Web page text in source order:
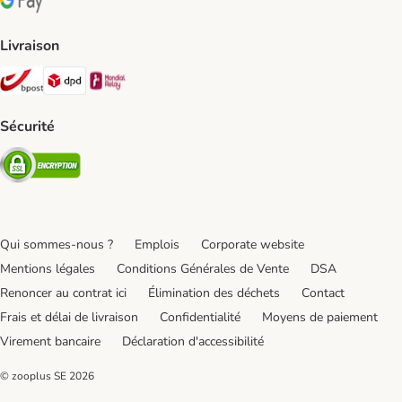
Google Pay Payment Method
Livraison
Bpost Shipping Method
DPD Shipping Method
Sécurité
Security
Qui sommes-nous ? Emplois
Corporate website
Mentions légales
Conditions Générales de Vente
DSA
Renoncer au contrat ici
Élimination des déchets
Contact
Frais et délai de livraison
Confidentialité
Moyens de paiement
Virement bancaire
Déclaration d'accessibilité
© zooplus SE 2026